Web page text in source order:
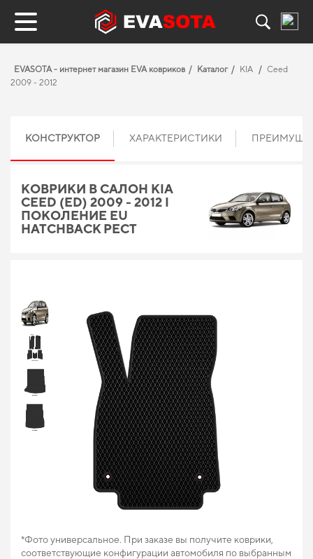
EVASOTA - интернет магазин EVA ковриков Каталог KIA
Ceed
2009 - 2012
КОНСТРУКТОР ХАРАКТЕРИСТИКИ
КОВРИКИ В САЛОН KIA
CEED (ED) 2009 - 2012 I
ПОКОЛЕНИЕ EU
HATCHBACK РЕСТ
*Фото универсальное. При заказе вы получите коврики,
соответствующие конфигурации автомобиля по выбранным